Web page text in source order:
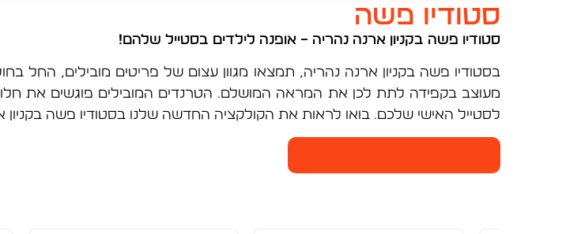
סטודיו פשה
סטודיו פשה בקניון ארנה נהריה – אופנה לילדים בסטייל שלהם!
בסטודיו פשה בקניון ארנה נהריה, תמצאו מגוון עצום של פריטים מובילים, החל
מעוצב בקפידה לתת לכן את המראה המושלם. הטרנדים המובילים פוגשים את
לסטייל האישי שלכם. בואו לראות את הקולקציה החדשה שלנו בסטודיו פשה בקניון